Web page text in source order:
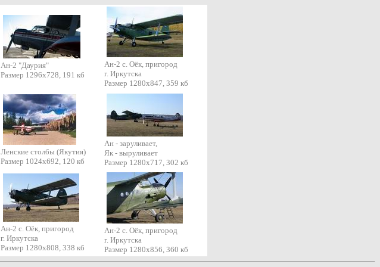
Ан-2 "Даурия"
Размер 1296х728, 191 кб
Ан-2 с. Оёк, пригород
г. Иркутска
Размер 1280х847, 359 кб
Ленские столбы (Якутия)
Размер 1024х692, 120 кб
Ан - заруливает,
Як - выруливает
Размер 1280х717, 302 кб
Ан-2 с. Оёк, пригород
г. Иркутска
Размер 1280х808, 338 кб
Ан-2 с. Оёк, пригород
г. Иркутска
Размер 1280х856, 360 кб